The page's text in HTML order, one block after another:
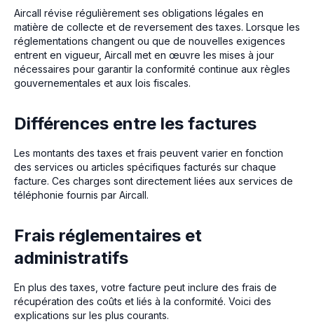
Aircall révise régulièrement ses obligations légales en
matière de collecte et de reversement des taxes. Lorsque les
réglementations changent ou que de nouvelles exigences
entrent en vigueur, Aircall met en œuvre les mises à jour
nécessaires pour garantir la conformité continue aux règles
gouvernementales et aux lois fiscales.
Différences entre les factures
Les montants des taxes et frais peuvent varier en fonction
des services ou articles spécifiques facturés sur chaque
facture. Ces charges sont directement liées aux services de
téléphonie fournis par Aircall.
Frais réglementaires et
administratifs
En plus des taxes, votre facture peut inclure des frais de
récupération des coûts et liés à la conformité. Voici des
explications sur les plus courants.